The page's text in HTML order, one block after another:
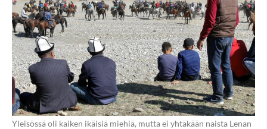
Yleisössä oli kaiken ikäisiä miehiä, mutta ei yhtäkään naista Lenan